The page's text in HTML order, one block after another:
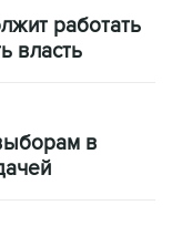
работать
власть
в